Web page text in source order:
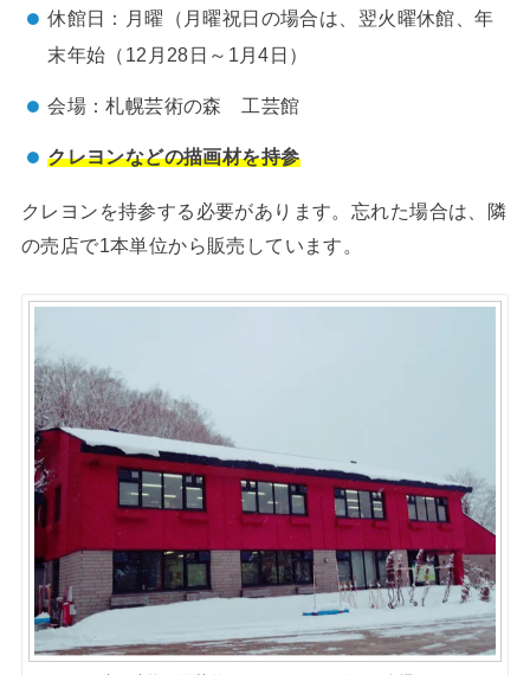
休館日：月曜（月曜祝日の場合は、翌火曜休館、年
末年始（12月28日～1月4日）
会場：札幌芸術の森 工芸館
クレヨンなどの描画材を持参
クレヨンを持参する必要があります。忘れた場合は、隣
の売店で1本単位から販売しています。